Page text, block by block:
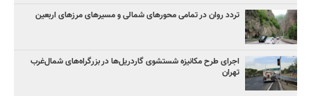
تردد روان در تمامی محورهای شمالی و مسیرهای مرزهای اربعین
اجرای طرح مکانیزه شستشوی گاردریل‌ها در بزرگراه‌های شمال‌غرب
تهران